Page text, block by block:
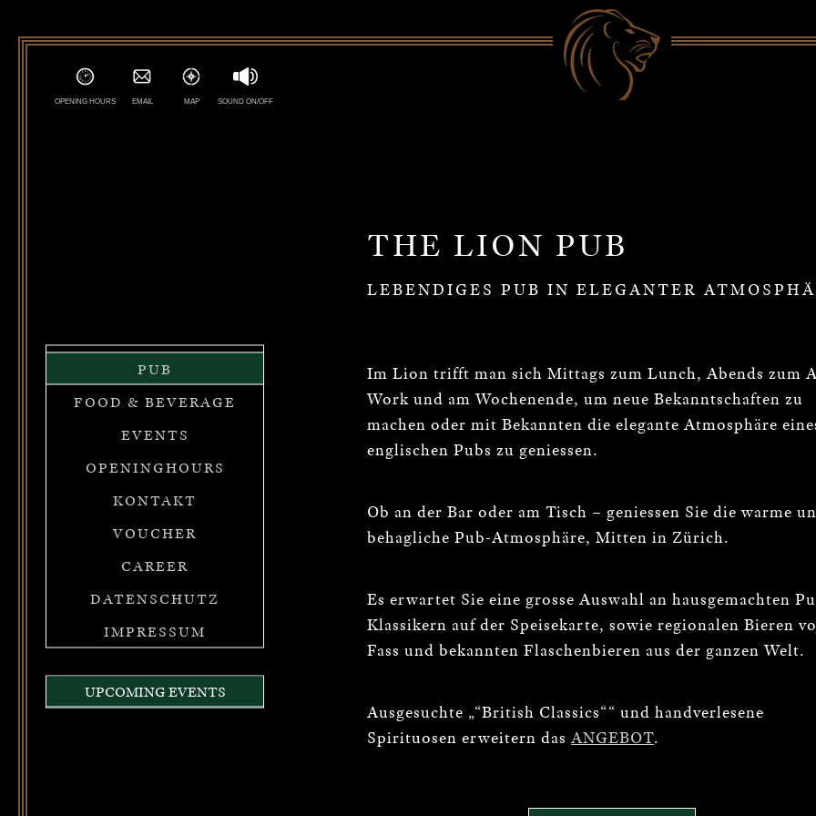
OPENING HOURS EMAIL MAP SOUND ON/OFF
PUB
FOOD & BEVERAGE
EVENTS
OPENINGHOURS
KONTAKT
VOUCHER
CAREER
DATENSCHUTZ
IMPRESSUM
UPCOMING EVENTS
THE LION PUB
LEBENDIGES PUB IN ELEGANTER
Im Lion trifft man sich Mittags zum Lunch, Abends zum
Work und am Wochenende, um neue Bekanntschaften zu
machen oder mit Bekannten die elegante Atmosphäre
englischen Pubs zu geniessen.
Ob an der Bar oder am Tisch – geniessen Sie die warme
behagliche Pub-Atmosphäre, Mitten in Zürich.
Es erwartet Sie eine grosse Auswahl an hausgemachten
Klassikern auf der Speisekarte, sowie regionalen Bieren
Fass und bekannten Flaschenbieren aus der ganzen Welt.
Ausgesuchte „“British Classics““ und handverlesene
Spirituosen erweitern dasANGEBOT.